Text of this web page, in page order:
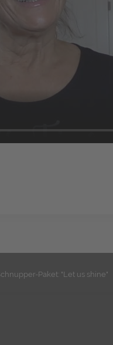
Paket: "Let us shine"